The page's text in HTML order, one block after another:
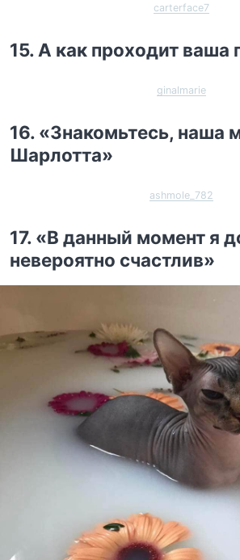
carterface7
15. А как проходит ваша
ginalmarie
16. «Знакомьтесь, наша
Шарлотта»
ashmole_782
17. «В данный момент я
невероятно счастлив»